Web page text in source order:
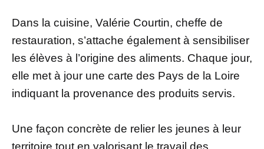
Dans la cuisine, Valérie Courtin, cheffe de
restauration, s’attache également à sensibiliser
les élèves à l’origine des aliments. Chaque jour,
elle met à jour une carte des Pays de la Loire
indiquant la provenance des produits servis.
Une façon concrète de relier les jeunes à leur
territoire tout en valorisant le travail des